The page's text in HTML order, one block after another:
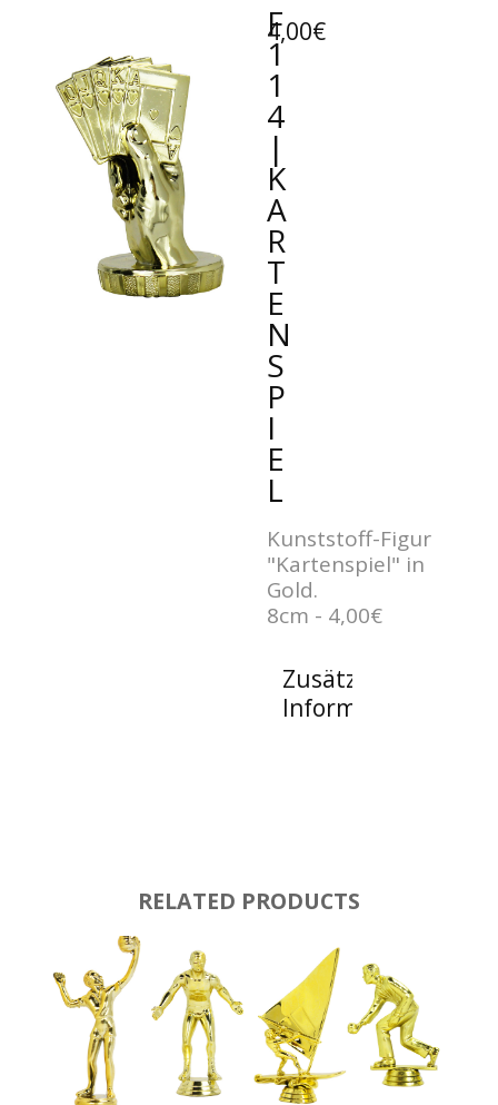
F
1
1
4
|
K
A
R
T
E
N
S
P
I
E
L
4,00€
Kunststoff-Figur
"Kartenspiel" in
Gold.
8cm - 4,00€
Zusätzliche
Informationen
RELATED PRODUCTS